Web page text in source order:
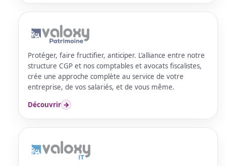
Protéger, faire fructifier, anticiper. L’alliance entre notre
structure CGP et nos comptables et avocats fiscalistes,
crée une approche complète au service de votre
entreprise, de vos salariés, et de vous même.
Découvrir→